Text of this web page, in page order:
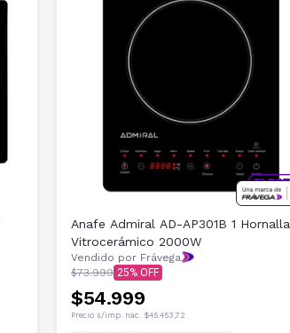
Anafe Admiral AD-AP301B 1 Hornalla
Vitrocerámico 2000W
Vendido por Frávega
$73.999 25
$54.999
Precio s/imp. nac. $45.453,72